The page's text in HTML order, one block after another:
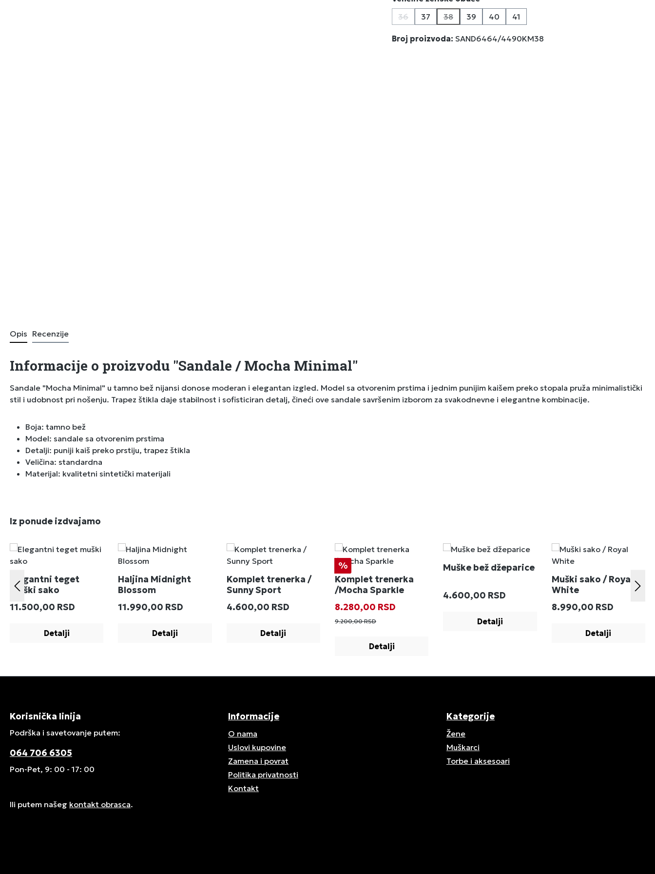
36
(Ova opcija trenutno nije dostupna.)
37 38
(Ova opcija trenutno nije dostupna.)
39 40 41
Broj proizvoda: SAND6464/4490KM38
Opis Recenzije
Informacije o proizvodu "Sandale / Mocha Minimal"
Sandale "Mocha Minimal" u tamno bež nijansi donose moderan i elegantan izgled. Model sa otvorenim prstima i jednim punijim kaišem preko stopala pruža minimalistički
stil i udobnost pri nošenju. Trapez štikla daje stabilnost i sofisticiran detalj, čineći ove sandale savršenim izborom za svakodnevne i elegantne kombinacije.
Boja: tamno bež
Model: sandale sa otvorenim prstima
Detalji: puniji kaiš preko prstiju, trapez štikla
Veličina: standardna
Materijal: kvalitetni sintetički materijali
Preskoči galeriju proizvoda
Iz ponude izdvajamo
Elegantni teget
muški sako
Redovna cena:
11.500,00 RSD
Detalji
Haljina Midnight
Blossom
Redovna cena:
11.990,00 RSD
Detalji
Komplet trenerka /
Sunny Sport
Redovna cena:
4.600,00 RSD
Detalji
Popust
%
Komplet trenerka
/Mocha Sparkle
Prodajna cena:
8.280,00 RSD
9.200,00 RSD
Detalji
Muške bež džeparice
Redovna cena:
4.600,00 RSD
Detalji
Muški sako / Royal
White
Redovna cena:
8.990,00 RSD
Detalji
Korisnička linija
Podrška i savetovanje putem:
064 706 6305
Pon-Pet, 9: 00 - 17: 00
Ili putem našeg kontakt obrasca.
Informacije
O nama
Uslovi kupovine
Zamena i povrat
Politika privatnosti
Kontakt
Kategorije
Žene
Muškarci
Torbe i aksesoari